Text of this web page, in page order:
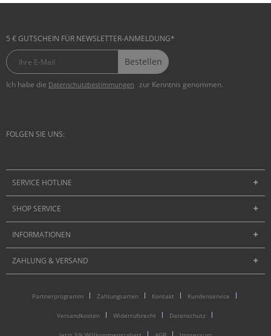
5 € GUTSCHEIN FÜR NEWSLETTER-ANMELDUNG*
Bestellen
Ich habe die Datenschutzbestimmungen zur Kenntnis genommen.
FOLGEN SIE UNS:
SERVICE HOTLINE
SHOP SERVICE
INFORMATIONEN
ZAHLUNG & VERSAND
Partnerprogramm Zahlungsarten Kontakt Kundenservice
Versandkosten Widerrufsrecht Datenschutz